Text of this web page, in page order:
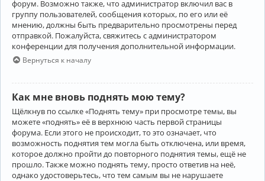
форум. Возможно также, что администратор включил вас в
группу пользователей, сообщения которых, по его или её
мнению, должны быть предварительно просмотрены перед
отправкой. Пожалуйста, свяжитесь с администратором
конференции для получения дополнительной информации.
Вернуться к началу
Как мне вновь поднять мою тему?
Щёлкнув по ссылке «Поднять тему» при просмотре темы, вы
можете «поднять» её в верхнюю часть первой страницы
форума. Если этого не происходит, то это означает, что
возможность поднятия тем могла быть отключена, или время,
которое должно пройти до повторного поднятия темы, ещё не
прошло. Также можно поднять тему, просто ответив на неё,
однако удостоверьтесь, что тем самым вы не нарушаете